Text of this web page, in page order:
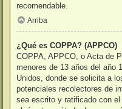
recomendable.
Arriba
¿Qué es COPPA? (APPCO)
COPPA, APPCO, o Acta de
menores de 13 años del año
Unidos, donde se solicita a
potenciales recolectores de
sea escrito y ratificado con